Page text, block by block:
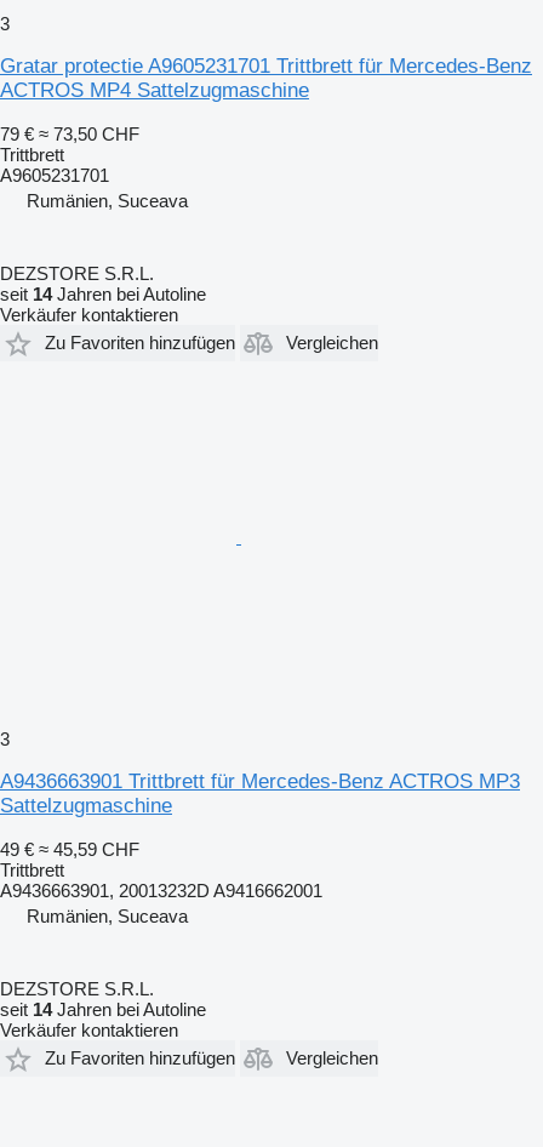
3
Gratar protectie A9605231701 Trittbrett für Mercedes-Benz
ACTROS MP4 Sattelzugmaschine
79 € ≈ 73,50 CHF
Trittbrett
A9605231701
Rumänien, Suceava
DEZSTORE S.R.L.
seit 14Jahren bei Autoline
Verkäufer kontaktieren
Zu Favoriten hinzufügen
Vergleichen
3
A9436663901 Trittbrett für Mercedes-Benz ACTROS MP3
Sattelzugmaschine
49 € ≈ 45,59 CHF
Trittbrett
A9436663901, 20013232D A9416662001
Rumänien, Suceava
DEZSTORE S.R.L.
seit 14Jahren bei Autoline
Verkäufer kontaktieren
Zu Favoriten hinzufügen
Vergleichen